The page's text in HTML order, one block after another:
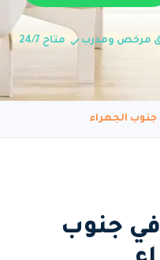
مرخص ومدرب متاح 24/7
الجهراء
جنوب